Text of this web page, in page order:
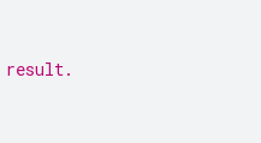
result.